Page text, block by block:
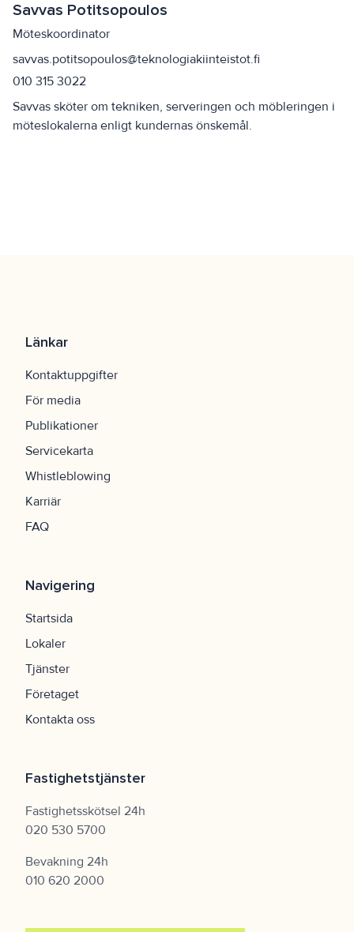
Savvas Potitsopoulos
Möteskoordinator
savvas.potitsopoulos@teknologiakiinteistot.fi
010 315 3022
Savvas sköter om tekniken, serveringen och möbleringen i
möteslokalerna enligt kundernas önskemål.
Länkar
Kontaktuppgifter
För media
Publikationer
Servicekarta
Whistleblowing
Karriär
FAQ
Navigering
Startsida
Lokaler
Tjänster
Företaget
Kontakta oss
Fastighetstjänster
Fastighetsskötsel 24h
020 530 5700
Bevakning 24h
010 620 2000